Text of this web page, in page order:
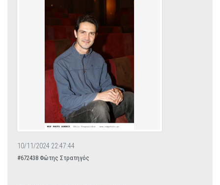
10/11/2024 22:47:44
#672438 Φώτης Στρατηγός